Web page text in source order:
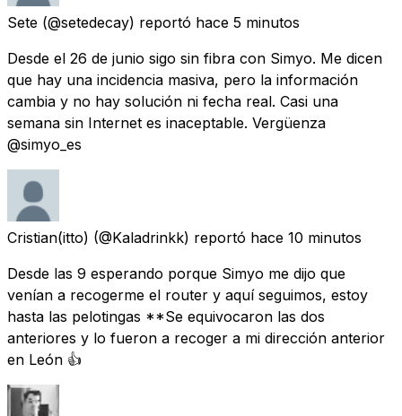
Sete (@setedecay) reportó hace 5 minutos
Desde el 26 de junio sigo sin fibra con Simyo. Me dicen
que hay una incidencia masiva, pero la información
cambia y no hay solución ni fecha real. Casi una
semana sin Internet es inaceptable. Vergüenza
@simyo_es
Cristian(itto) (@Kaladrinkk) reportó hace 10 minutos
Desde las 9 esperando porque Simyo me dijo que
venían a recogerme el router y aquí seguimos, estoy
hasta las pelotingas **Se equivocaron las dos
anteriores y lo fueron a recoger a mi dirección anterior
en León 👍